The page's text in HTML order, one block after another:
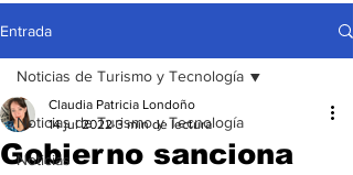
Entrada
Noticias de Turismo y Tecnología
Noticias
Noticias de Turismo y Tecnología
Gobierno sanciona
Claudia Patricia Londoño
14 jul 2022 3 min de lectura